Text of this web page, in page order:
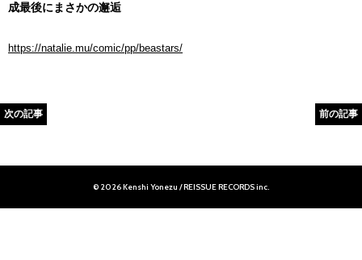
成最後にまさかの邂逅
https://natalie.mu/comic/pp/beastars/
次の記事 前の記事
© 2026 Kenshi Yonezu / REISSUE RECORDS inc.